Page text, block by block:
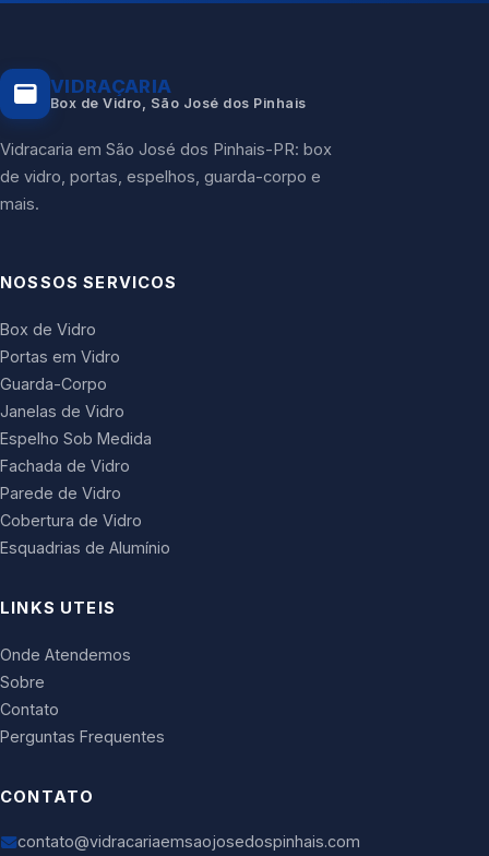
VIDRAÇARIA
Box de Vidro, São José dos Pinhais
Vidracaria em São José dos Pinhais-PR: box
de vidro, portas, espelhos, guarda-corpo e
mais.
NOSSOS SERVICOS
Box de Vidro
Portas em Vidro
Guarda-Corpo
Janelas de Vidro
Espelho Sob Medida
Fachada de Vidro
Parede de Vidro
Cobertura de Vidro
Esquadrias de Alumínio
LINKS UTEIS
Onde Atendemos
Sobre
Contato
Perguntas Frequentes
CONTATO
contato@vidracariaemsaojosedospinhais.com